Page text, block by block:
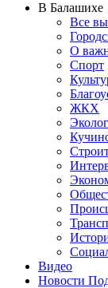
В Балашихе
Все
О
Спорт
ЖКХ
Видео
Новости